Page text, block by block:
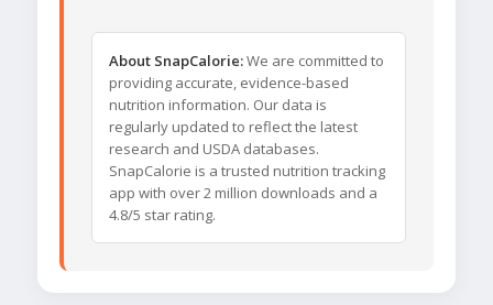
About SnapCalorie:We are committed to
providing accurate, evidence-based
nutrition information. Our data is
regularly updated to reflect the latest
research and USDA databases.
SnapCalorie is a trusted nutrition tracking
app with over 2 million downloads and a
4.8/5 star rating.